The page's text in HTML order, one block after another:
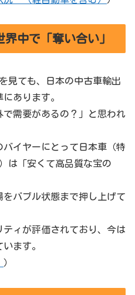
中で「奪い合い」
見ても、日本の中古車輸出
あります。
で需要があるの？」と思われ
イヤーにとって日本車（特
は「安くて高品質な宝の
バブル状態まで押し上げて
ィが評価されており、今は
ます。
）